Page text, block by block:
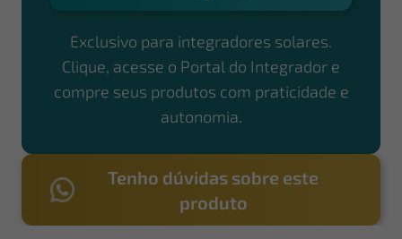
Exclusivo para integradores solares.
Clique, acesse o Portal do Integrador e
compre seus produtos com praticidade e
autonomia.
Tenho dúvidas sobre este
produto